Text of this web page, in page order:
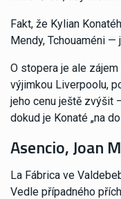
Fakt, že Kylian
Mendy, Tchouaméni
O stopera je ale
výjimkou Liverpoolu,
jeho cenu ještě zvýšit
dokud je Konaté „na
Asencio, Joan
La Fábrica ve
Vedle případného